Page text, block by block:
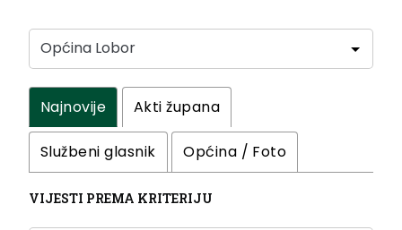
Najnovije Akti župana
Službeni glasnik Općina / Foto
VIJESTI PREMA KRITERIJU